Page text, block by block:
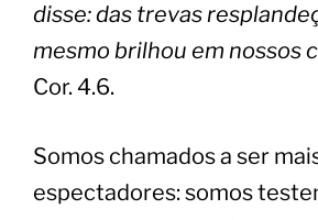
disse: das trevas
mesmo brilhou em nossos
Cor. 4.6.
Somos chamados a ser
espectadores: somos